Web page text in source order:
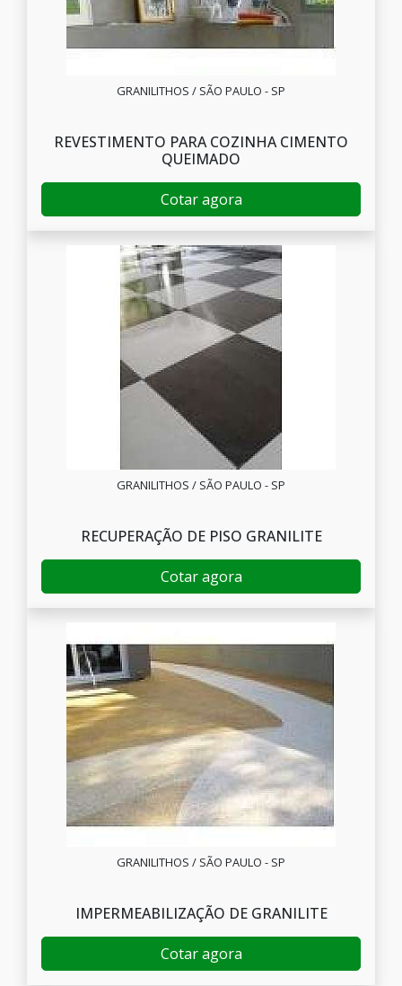
GRANILITHOS / SÃO PAULO - SP
REVESTIMENTO PARA COZINHA CIMENTO
QUEIMADO
Cotar agora
GRANILITHOS / SÃO PAULO - SP
RECUPERAÇÃO DE PISO GRANILITE
Cotar agora
GRANILITHOS / SÃO PAULO - SP
IMPERMEABILIZAÇÃO DE GRANILITE
Cotar agora